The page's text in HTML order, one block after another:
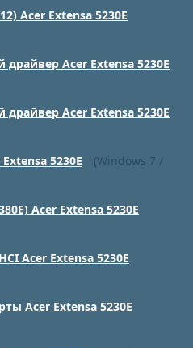
Acer Extensa 5230E
драйвер Acer Extensa 5230E
драйвер Acer Extensa 5230E
5230E
(Windows 7 /
Acer Extensa 5230E
Acer Extensa 5230E
Acer Extensa 5230E